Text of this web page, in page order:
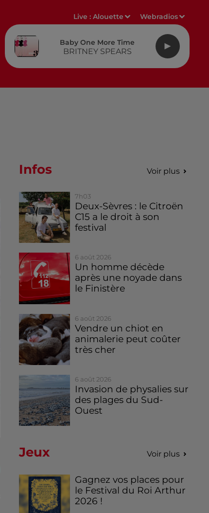
Live :Alouette Webradios
Baby One More Time
BRITNEY SPEARS
Infos Voir plus
7h03
Deux-Sèvres : le Citroën
C15 a le droit à son
festival
6 août 2026
Un homme décède
après une noyade dans
le Finistère
6 août 2026
Vendre un chiot en
animalerie peut coûter
très cher
6 août 2026
Invasion de physalies sur
des plages du Sud-
Ouest
Jeux Voir plus
Gagnez vos places pour
le Festival du Roi Arthur
2026 !